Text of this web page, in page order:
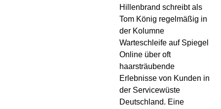
Hillenbrand schreibt als
Tom König regelmäßig in
der Kolumne
Warteschleife auf Spiegel
Online über oft
haarsträubende
Erlebnisse von Kunden in
der Servicewüste
Deutschland. Eine